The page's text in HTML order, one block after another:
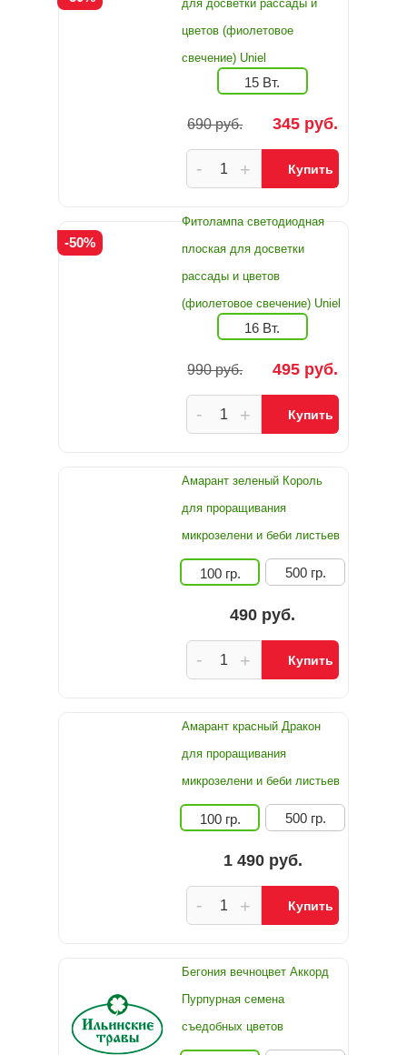
для досветки рассады и
цветов (фиолетовое
свечение) Uniel
15 Вт.
690 руб. 345 руб.
+
- Купить
Фитолампа светодиодная
плоская для досветки
рассады и цветов
(фиолетовое свечение) Uniel
-50%
16 Вт.
990 руб. 495 руб.
+
- Купить
Амарант зеленый Король
для проращивания
микрозелени и беби листьев
100 гр. 500 гр.
490 руб.
+
- Купить
Амарант красный Дракон
для проращивания
микрозелени и беби листьев
100 гр. 500 гр.
1 490 руб.
+
- Купить
Бегония вечноцвет Аккорд
Пурпурная семена
съедобных цветов